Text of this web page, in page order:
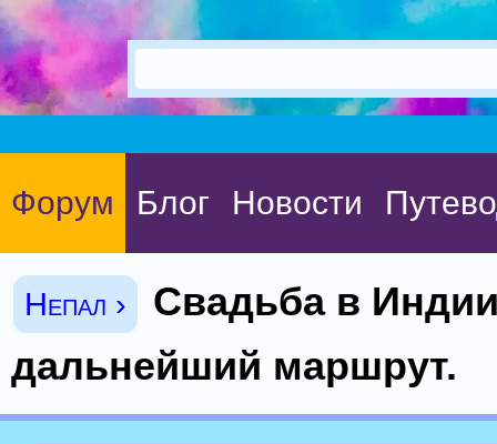
Форум Блог Новости
Непал ›
Свадьба в
дальнейший маршрут.